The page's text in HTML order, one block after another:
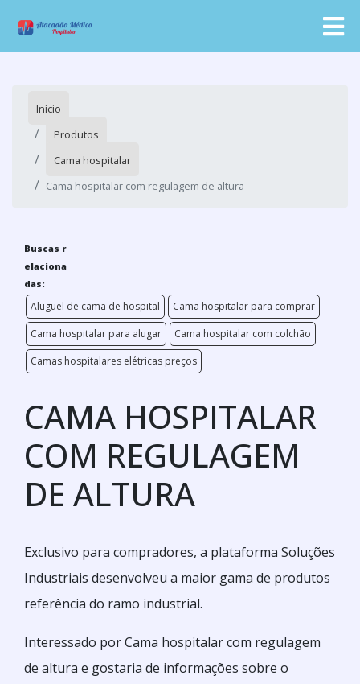
Início
Produtos
Cama hospitalar
Cama hospitalar com regulagem de altura
Buscas r
elaciona
das:
Aluguel de cama de hospital
Cama hospitalar para comprar
Cama hospitalar para alugar
Cama hospitalar com colchão
Camas hospitalares elétricas preços
CAMA HOSPITALAR
COM REGULAGEM
DE ALTURA
Exclusivo para compradores, a plataforma Soluções
Industriais desenvolveu a maior gama de produtos
referência do ramo industrial.
Interessado por Cama hospitalar com regulagem
de altura e gostaria de informações sobre o